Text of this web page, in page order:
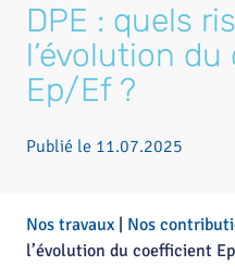
DPE : quels
l’évolution
Ep/Ef ?
Publié le 11.07.2025
Nos travaux Nos
l’évolution du coefficient